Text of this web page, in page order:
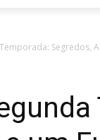
Segredos,